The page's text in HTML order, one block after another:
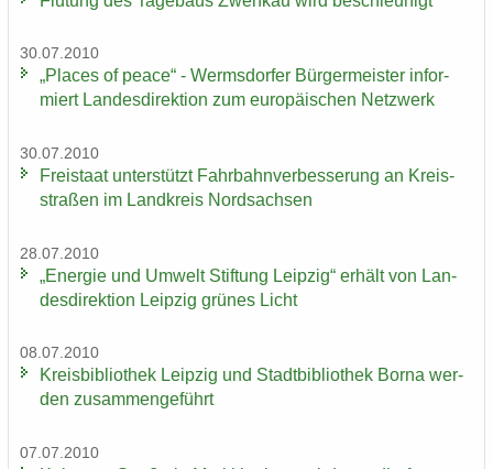
30.07.2010
„Places of peace“ - Werms­dor­fer Bür­ger­meis­ter in­for­
miert Lan­des­di­rek­ti­on zum eu­ro­päi­schen Netz­werk
30.07.2010
Frei­staat un­ter­stützt Fahr­bahn­ver­bes­se­rung an Kreis­
stra­ßen im Land­kreis Nord­sach­sen
28.07.2010
„En­er­gie und Um­welt Stif­tung Leip­zig“ er­hält von Lan­
des­di­rek­ti­on Leip­zig grü­nes Licht
08.07.2010
Kreis­bi­blio­thek Leip­zig und Stadt­bi­blio­thek Borna wer­
den zu­sam­men­ge­führt
07.07.2010